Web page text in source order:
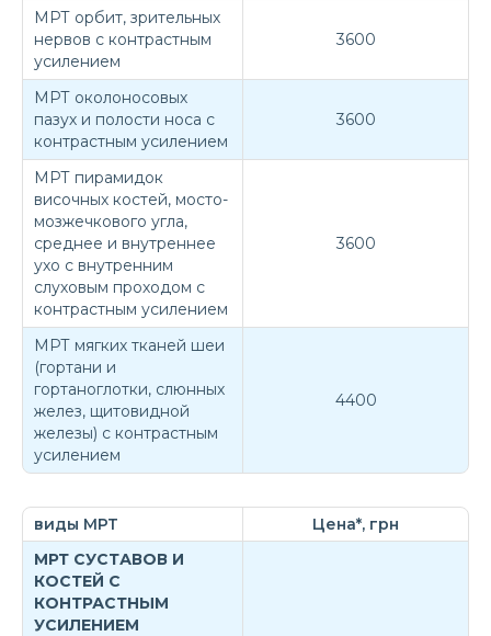
МРТ орбит, зрительных
нервов с контрастным
усилением
3600
МРТ околоносовых
пазух и полости носа с
контрастным усилением
3600
МРТ пирамидок
височных костей, мосто-
мозжечкового угла,
среднее и внутреннее
ухо с внутренним
слуховым проходом с
контрастным усилением
3600
МРТ мягких тканей шеи
(гортани и
гортаноглотки, слюнных
желез, щитовидной
железы) с контрастным
усилением
4400
виды МРТ
Цена*, грн
МРТ СУСТАВОВ И
КОСТЕЙ С
КОНТРАСТНЫМ
УСИЛЕНИЕМ